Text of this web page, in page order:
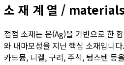
소 재 계 열 / materials
접점 소재는 은(Ag)을 기반으로 한
와 내마모성을 지닌 핵심 소재입니다.
카드뮴, 니켈, 구리, 주석, 텅스텐 등